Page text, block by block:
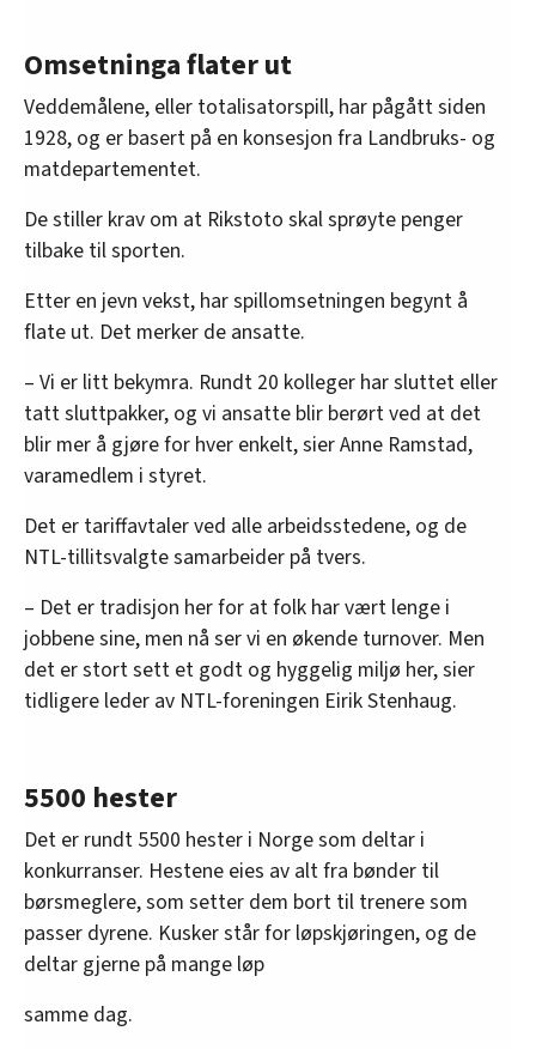
Omsetninga flater ut
Veddemålene, eller totalisatorspill, har pågått siden
1928, og er basert på en konsesjon fra Landbruks- og
matdepartementet.
De stiller krav om at Rikstoto skal sprøyte penger
tilbake til sporten.
Etter en jevn vekst, har spillomsetningen begynt å
flate ut. Det merker de ansatte.
– Vi er litt bekymra. Rundt 20 kolleger har sluttet eller
tatt sluttpakker, og vi ansatte blir berørt ved at det
blir mer å gjøre for hver enkelt, sier Anne Ramstad,
varamedlem i styret.
Det er tariffavtaler ved alle arbeidsstedene, og de
NTL-tillitsvalgte samarbeider på tvers.
– Det er tradisjon her for at folk har vært lenge i
jobbene sine, men nå ser vi en økende turnover. Men
det er stort sett et godt og hyggelig miljø her, sier
tidligere leder av NTL-foreningen Eirik Stenhaug.
5500 hester
Det er rundt 5500 hester i Norge som deltar i
konkurranser. Hestene eies av alt fra bønder til
børsmeglere, som setter dem bort til trenere som
passer dyrene. Kusker står for løpskjøringen, og de
deltar gjerne på mange løp
samme dag.